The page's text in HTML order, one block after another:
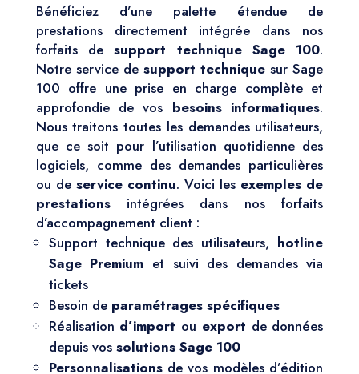
Bénéficiez d’une palette étendue de
prestations directement intégrée dans nos
forfaits de support technique Sage 100.
Notre service de support technique sur Sage
100 offre une prise en charge complète et
approfondie de vos besoins informatiques.
Nous traitons toutes les demandes utilisateurs,
que ce soit pour l’utilisation quotidienne des
logiciels, comme des demandes particulières
ou de service continu. Voici les exemples de
prestationsintégrées dans nos forfaits
d’accompagnement client :
Support technique des utilisateurs, hotline
Sage Premium et suivi des demandes via
tickets
Besoin de paramétrages spécifiques
Réalisation d’import ou export de données
depuis vos solutions Sage 100
Personnalisationsde vos modèles d’édition